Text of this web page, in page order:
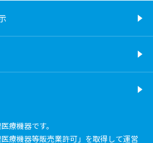
療機器です。
療機器等販売業許可」を取得して運営